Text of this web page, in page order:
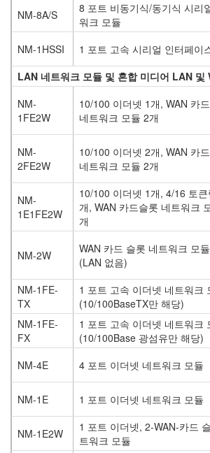
NM-8A/S
8 포트 비동기식/동기식 시리
워크 모듈
NM-1HSSI
1 포트 고속 시리얼 인터페이
LAN 네트워크 모듈 및 혼합 미디어 LAN 및
NM-
1FE2W
10/100 이더넷 1개, WAN 카
네트워크 모듈 2개
NM-
2FE2W
10/100 이더넷 2개, WAN 카
네트워크 모듈 2개
NM-
1E1FE2W
10/100 이더넷 1개, 4/16 토큰
개, WAN 카드슬롯 네트워크
개
NM-2W
WAN 카드 슬롯 네트워크 모
(LAN 없음)
NM-1FE-
TX
1 포트 고속 이더넷 네트워크
(10/100BaseTX만 해당)
NM-1FE-
FX
1 포트 고속 이더넷 네트워크
(10/100Base 광섬유만 해당)
NM-4E
4 포트 이더넷 네트워크 모듈
NM-1E
1 포트 이더넷 네트워크 모듈
NM-1E2W
1 포트 이더넷, 2-WAN-카드
트워크 모듈